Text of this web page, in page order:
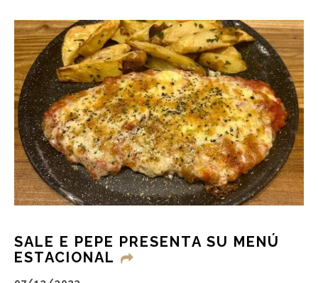
SALE E PEPE PRESENTA SU MENÚ
ESTACIONAL